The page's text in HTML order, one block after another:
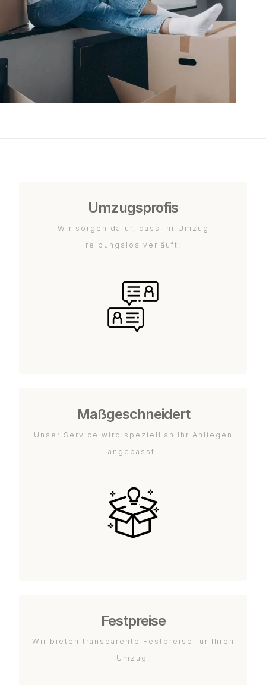
Umzugsprofis
Wir sorgen dafür, dass Ihr Umzug
reibungslos verläuft.
Maßgeschneidert
Unser Service wird speziell an Ihr Anliegen
angepasst.
Festpreise
Wir bieten transparente Festpreise für Ihren
Umzug.